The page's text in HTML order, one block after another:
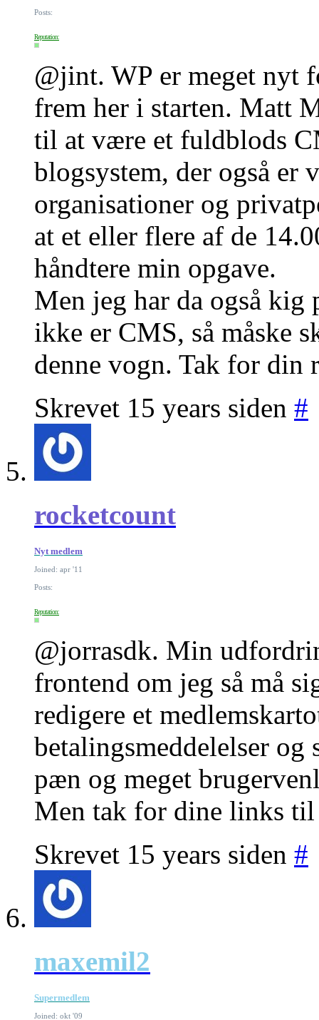
Posts:
Reputation:
@jint. WP er meget nyt
frem her i starten. Matt
til at være et fuldblods
blogsystem, der også er
organisationer og
at et eller flere af de
håndtere min opgave.
Men jeg har da også kig
ikke er CMS, så måske
denne vogn. Tak for din
Skrevet 15 years siden #
rocketcount
Nyt medlem
Joined: apr '11
Posts:
Reputation:
@jorrasdk. Min
frontend om jeg så må
redigere et
betalingsmeddelelser og
pæn og meget
Men tak for dine links
Skrevet 15 years siden #
maxemil2
Supermedlem
Joined: okt '09